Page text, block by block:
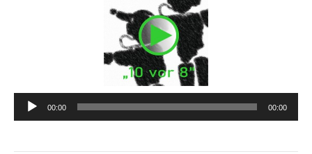
Audio-
00:00 00:00